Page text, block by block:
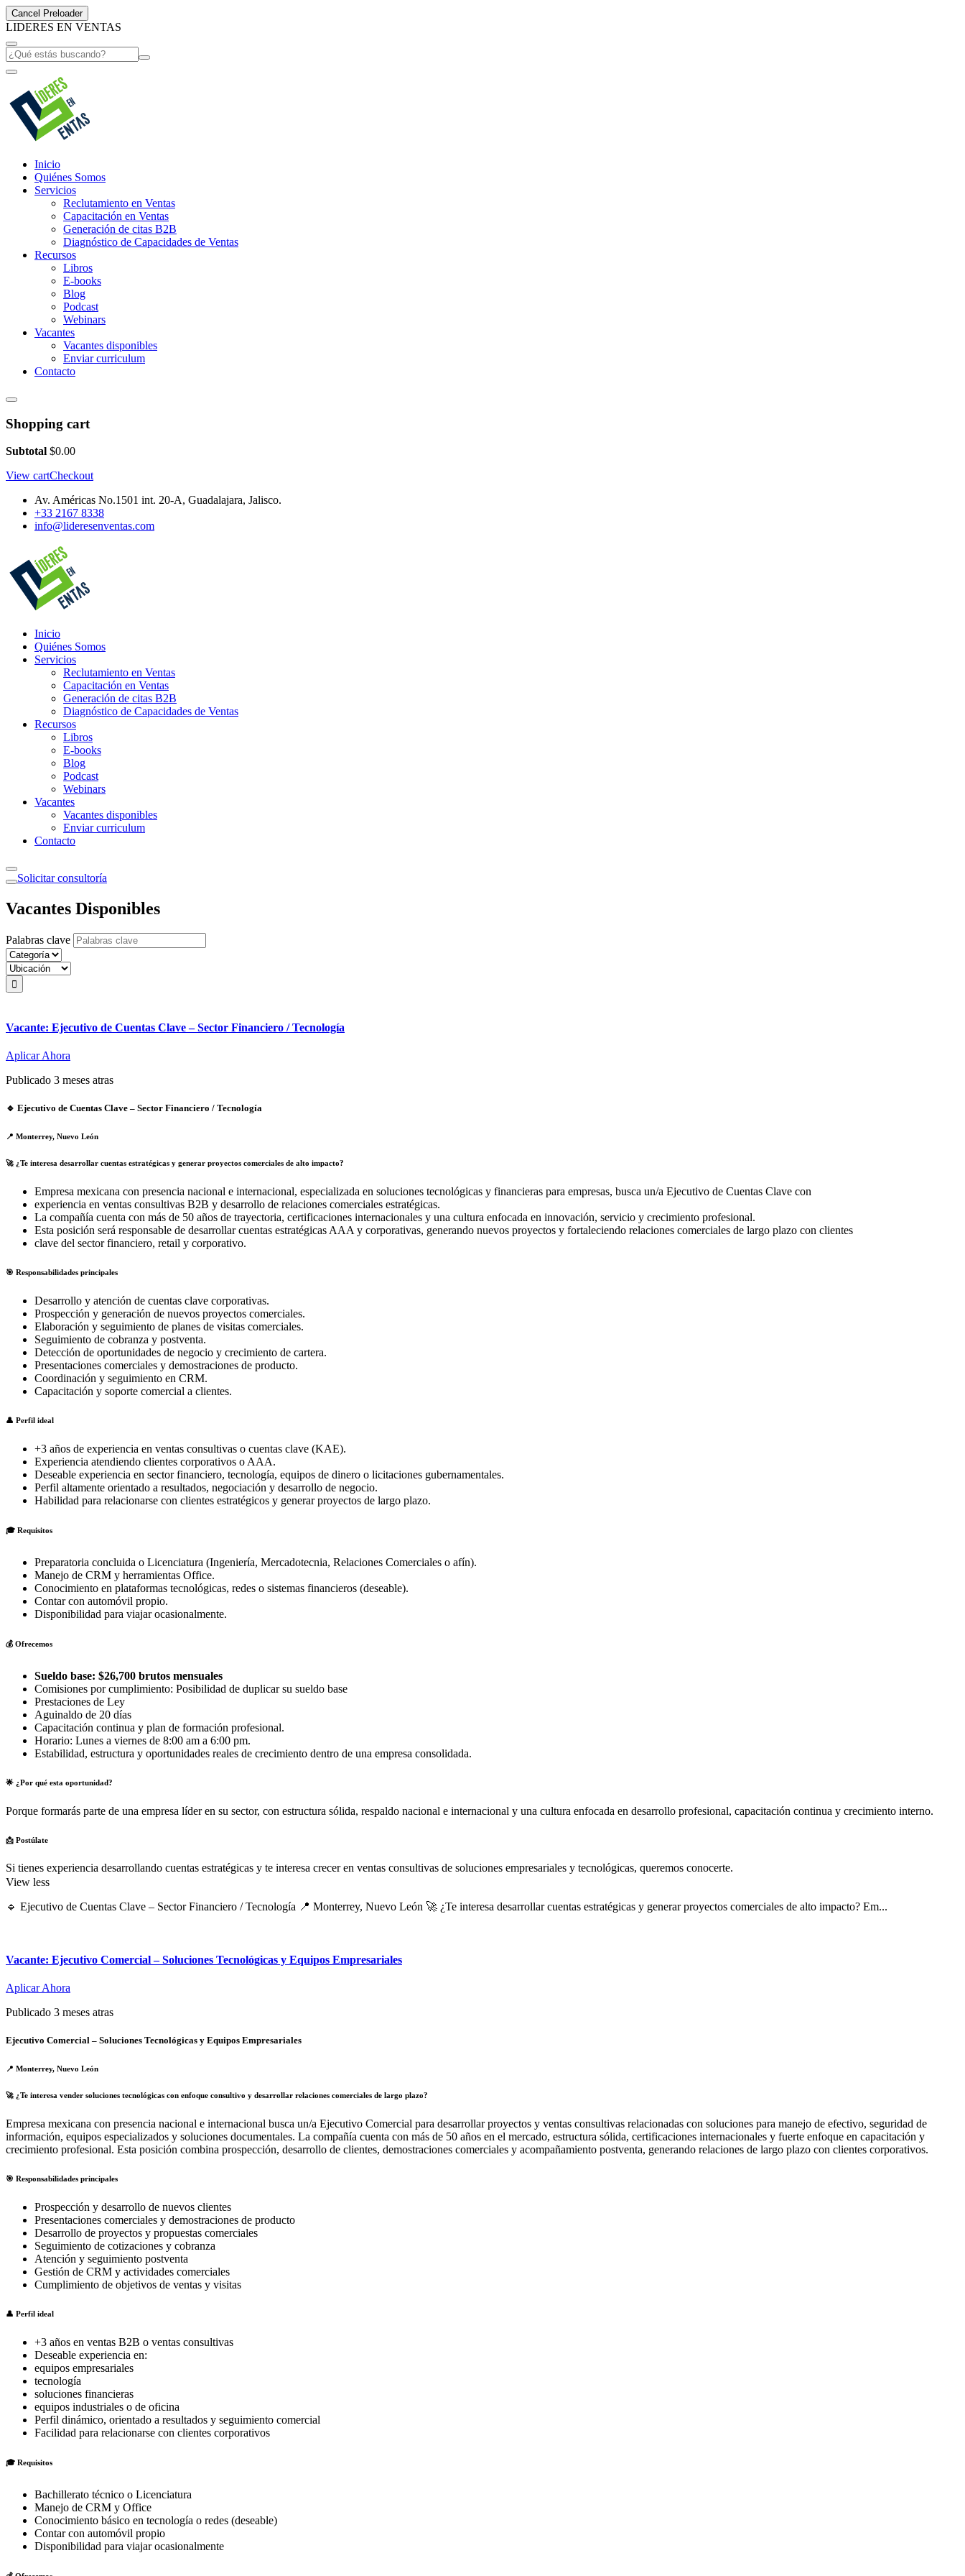
Cancel Preloader
LIDERES EN VENTAS
Inicio
Quiénes Somos
Servicios
Reclutamiento en Ventas
Capacitación en Ventas
Generación de citas B2B
Diagnóstico de Capacidades de Ventas
Recursos
Libros
E-books
Blog
Podcast
Webinars
Vacantes
Vacantes disponibles
Enviar curriculum
Contacto
Shopping cart
Subtotal $0.00
View cartCheckout
Av. Américas No.1501 int. 20-A, Guadalajara, Jalisco.
+33 2167 8338
info@lideresenventas.com
Inicio
Quiénes Somos
Servicios
Reclutamiento en Ventas
Capacitación en Ventas
Generación de citas B2B
Diagnóstico de Capacidades de Ventas
Recursos
Libros
E-books
Blog
Podcast
Webinars
Vacantes
Vacantes disponibles
Enviar curriculum
Contacto
Solicitar consultoría
Vacantes Disponibles
Palabras clave
Vacante: Ejecutivo de Cuentas Clave – Sector Financiero / Tecnología
Aplicar Ahora
Publicado 3 meses atras
🔹 Ejecutivo de Cuentas Clave – Sector Financiero / Tecnología
📍 Monterrey, Nuevo León
🚀 ¿Te interesa desarrollar cuentas estratégicas y generar proyectos comerciales de alto impacto?
Empresa mexicana con presencia nacional e internacional, especializada en soluciones tecnológicas y financieras para empresas, busca un/a Ejecutivo de Cuentas Clave con
experiencia en ventas consultivas B2B y desarrollo de relaciones comerciales estratégicas.
La compañía cuenta con más de 50 años de trayectoria, certificaciones internacionales y una cultura enfocada en innovación, servicio y crecimiento profesional.
Esta posición será responsable de desarrollar cuentas estratégicas AAA y corporativas, generando nuevos proyectos y fortaleciendo relaciones comerciales de largo plazo con clientes
clave del sector financiero, retail y corporativo.
🎯 Responsabilidades principales
Desarrollo y atención de cuentas clave corporativas.
Prospección y generación de nuevos proyectos comerciales.
Elaboración y seguimiento de planes de visitas comerciales.
Seguimiento de cobranza y postventa.
Detección de oportunidades de negocio y crecimiento de cartera.
Presentaciones comerciales y demostraciones de producto.
Coordinación y seguimiento en CRM.
Capacitación y soporte comercial a clientes.
👤 Perfil ideal
+3 años de experiencia en ventas consultivas o cuentas clave (KAE).
Experiencia atendiendo clientes corporativos o AAA.
Deseable experiencia en sector financiero, tecnología, equipos de dinero o licitaciones gubernamentales.
Perfil altamente orientado a resultados, negociación y desarrollo de negocio.
Habilidad para relacionarse con clientes estratégicos y generar proyectos de largo plazo.
🎓 Requisitos
Preparatoria concluida o Licenciatura (Ingeniería, Mercadotecnia, Relaciones Comerciales o afín).
Manejo de CRM y herramientas Office.
Conocimiento en plataformas tecnológicas, redes o sistemas financieros (deseable).
Contar con automóvil propio.
Disponibilidad para viajar ocasionalmente.
💰 Ofrecemos
Sueldo base: $26,700 brutos mensuales
Comisiones por cumplimiento: Posibilidad de duplicar su sueldo base
Prestaciones de Ley
Aguinaldo de 20 días
Capacitación continua y plan de formación profesional.
Horario: Lunes a viernes de 8:00 am a 6:00 pm.
Estabilidad, estructura y oportunidades reales de crecimiento dentro de una empresa consolidada.
🌟 ¿Por qué esta oportunidad?
Porque formarás parte de una empresa líder en su sector, con estructura sólida, respaldo nacional e internacional y una cultura enfocada en desarrollo profesional, capacitación continua y crecimiento interno.
📩 Postúlate
Si tienes experiencia desarrollando cuentas estratégicas y te interesa crecer en ventas consultivas de soluciones empresariales y tecnológicas, queremos conocerte.
View less
🔹 Ejecutivo de Cuentas Clave – Sector Financiero / Tecnología 📍 Monterrey, Nuevo León 🚀 ¿Te interesa desarrollar cuentas estratégicas y generar proyectos comerciales de alto impacto? Em...
Vacante: Ejecutivo Comercial – Soluciones Tecnológicas y Equipos Empresariales
Aplicar Ahora
Publicado 3 meses atras
Ejecutivo Comercial – Soluciones Tecnológicas y Equipos Empresariales
📍 Monterrey, Nuevo León
🚀 ¿Te interesa vender soluciones tecnológicas con enfoque consultivo y desarrollar relaciones comerciales de largo plazo?
Empresa mexicana con presencia nacional e internacional busca un/a Ejecutivo Comercial para desarrollar proyectos y ventas consultivas relacionadas con soluciones para manejo de efectivo, seguridad de
información, equipos especializados y soluciones documentales. La compañía cuenta con más de 50 años en el mercado, estructura sólida, certificaciones internacionales y fuerte enfoque en capacitación y
crecimiento profesional. Esta posición combina prospección, desarrollo de clientes, demostraciones comerciales y acompañamiento postventa, generando relaciones de largo plazo con clientes corporativos.
🎯 Responsabilidades principales
Prospección y desarrollo de nuevos clientes
Presentaciones comerciales y demostraciones de producto
Desarrollo de proyectos y propuestas comerciales
Seguimiento de cotizaciones y cobranza
Atención y seguimiento postventa
Gestión de CRM y actividades comerciales
Cumplimiento de objetivos de ventas y visitas
👤 Perfil ideal
+3 años en ventas B2B o ventas consultivas
Deseable experiencia en:
equipos empresariales
tecnología
soluciones financieras
equipos industriales o de oficina
Perfil dinámico, orientado a resultados y seguimiento comercial
Facilidad para relacionarse con clientes corporativos
🎓 Requisitos
Bachillerato técnico o Licenciatura
Manejo de CRM y Office
Conocimiento básico en tecnología o redes (deseable)
Contar con automóvil propio
Disponibilidad para viajar ocasionalmente